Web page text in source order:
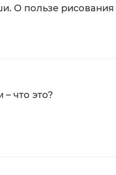
О пользе рисования
что это?